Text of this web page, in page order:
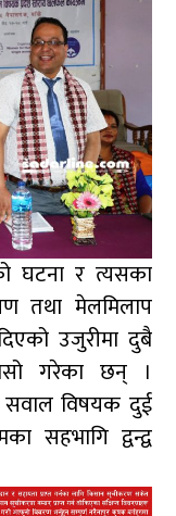
घटना र त्यसका
तथा मेलमिलाप
उजुरीमा दुबै
गरेका छन् ।
सवाल विषयक दुई
सहभागि द्वन्द्व